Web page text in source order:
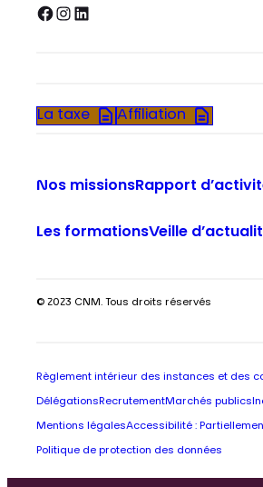
Facebook InstagramLinkedIn
La taxe Affiliation
Nos missionsRapport
Les formationsVeille
© 2023 CNM. Tous droits réservés
Règlement intérieur des instances et des
Délégations RecrutementMarchés publics
Mentions légalesAccessibilité :
Politique de protection des données